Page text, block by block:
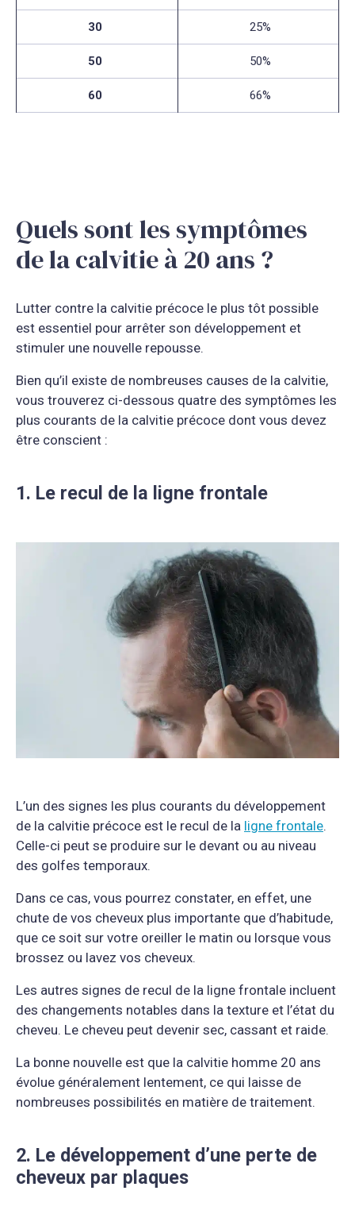
30 25%
50 50%
60 66%
Quels sont les symptômes
de la calvitie à 20 ans ?
Lutter contre la calvitie précoce le plus tôt possible
est essentiel pour arrêter son développement et
stimuler une nouvelle repousse.
Bien qu’il existe de nombreuses causes de la calvitie,
vous trouverez ci-dessous quatre des symptômes les
plus courants de la calvitie précoce dont vous devez
être conscient :
1. Le recul de la ligne frontale
L’un des signes les plus courants du développement
de la calvitie précoce est le recul de la ligne frontale.
Celle-ci peut se produire sur le devant ou au niveau
des golfes temporaux.
Dans ce cas, vous pourrez constater, en effet, une
chute de vos cheveux plus importante que d’habitude,
que ce soit sur votre oreiller le matin ou lorsque vous
brossez ou lavez vos cheveux.
Les autres signes de recul de la ligne frontale incluent
des changements notables dans la texture et l’état du
cheveu. Le cheveu peut devenir sec, cassant et raide.
La bonne nouvelle est que la calvitie homme 20 ans
évolue généralement lentement, ce qui laisse de
nombreuses possibilités en matière de traitement.
2. Le développement d’une perte de
cheveux par plaques